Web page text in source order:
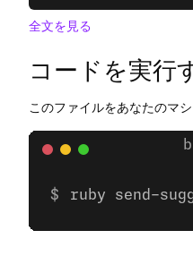
全文を見る
コードを実行
このファイルをあなたのマ
ruby send-